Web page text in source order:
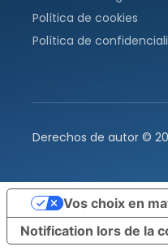
Política de cookies
Política de
Derechos de autor ©
Notification lors de la
Vos choix en